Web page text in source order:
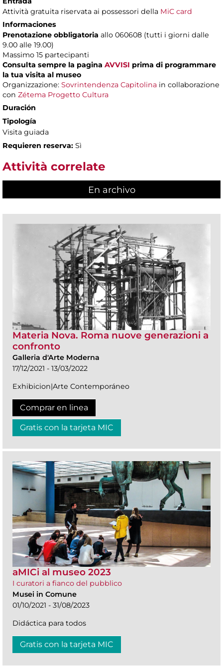
Attività gratuita riservata ai possessori della MiC card
Informaciones
Prenotazione obbligatoria allo 060608 (tutti i giorni dalle
9.00 alle 19.00)
Massimo 15 partecipanti
Consulta sempre la pagina AVVISI prima di programmare
la tua visita al museo
Organizzazione: Sovrintendenza Capitolina in collaborazione
con Zétema Progetto Cultura
Duración
Tipología
Visita guiada
Requieren reserva: Sì
Attività correlate
En archivo
Materia Nova. Roma nuove generazioni a
confronto
Galleria d'Arte Moderna
17/12/2021 - 13/03/2022
Exhibicion|Arte Contemporáneo
Comprar en linea
Gratis con la tarjeta MIC
aMICi al museo 2023
I curatori a fianco del pubblico
Musei in Comune
01/10/2021 - 31/08/2023
Didáctica para todos
Gratis con la tarjeta MIC